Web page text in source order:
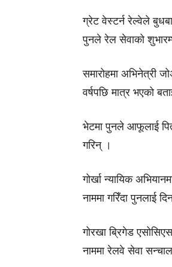
ग्रेट वेस्टर्न रेल्वेले
पुनले रेल सेवाको
समारोहमा अभिनेत्री
वर्षपछि मात्र भएको
भेटमा पुनले आफूलाई
गरिन् ।
गोर्खा न्यायिक
नाममा गरिँदा पुनलाई
गोरखा ब्रिगेड
नाममा रेलवे सेवा